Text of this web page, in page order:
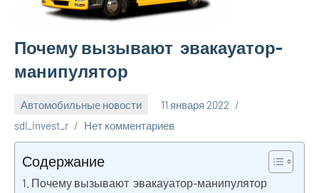
Почему вызывают эвакауатор-
манипулятор
Автомобильные новости
11 января 2022
sdl_invest_r
Нет комментариев
Содержание
Почему вызывают эвакауатор-манипулятор